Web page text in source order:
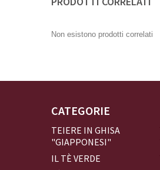
Non esistono prodotti correlati
CATEGORIE
TEIERE IN GHISA
"GIAPPONESI"
IL TÈ VERDE